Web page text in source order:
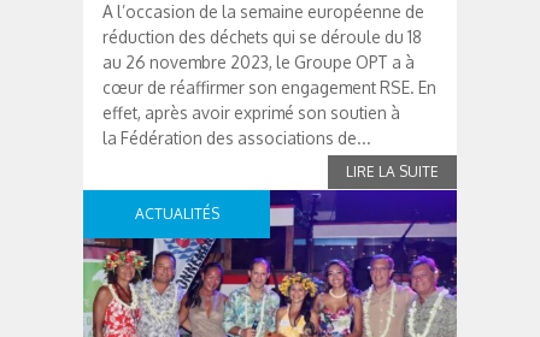
A l’occasion de la semaine européenne de
réduction des déchets qui se déroule du 18
au 26 novembre 2023, le Groupe OPT a à
cœur de réaffirmer son engagement RSE. En
effet, après avoir exprimé son soutien à
la Fédération des associations de...
ACTUALITÉS